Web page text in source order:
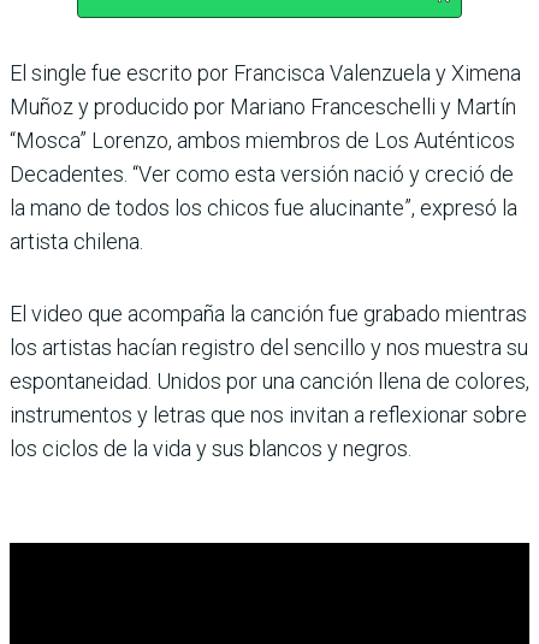
El single fue escrito por Francisca Valenzuela y Ximena
Muñoz y producido por Mariano Franceschelli y Martín
“Mosca” Lorenzo, ambos miembros de Los Auténticos
Decadentes. “Ver como esta versión nació y creció de
la mano de todos los chicos fue alucinante”, expresó la
artista chilena.
El video que acompaña la canción fue grabado mientras
los artistas hacían registro del sencillo y nos muestra su
espontaneidad. Unidos por una canción llena de colores,
instrumentos y letras que nos invitan a reflexionar sobre
los ciclos de la vida y sus blancos y negros.